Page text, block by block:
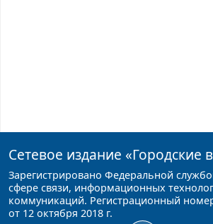
Сетевое издание «Городские
Зарегистрировано Федеральной
сфере связи, информационных
коммуникаций. Регистрационный
от 12 октября 2018 г.